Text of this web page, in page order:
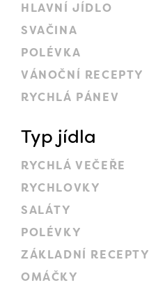
HLAVNÍ JÍDLO
SVAČINA
POLÉVKA
VÁNOČNÍ RECEPTY
RYCHLÁ PÁNEV
Typ jídla
RYCHLÁ VEČEŘE
RYCHLOVKY
SALÁTY
POLÉVKY
ZÁKLADNÍ RECEPTY
OMÁČKY